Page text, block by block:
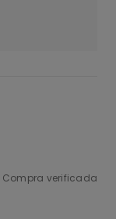
Compra verificada